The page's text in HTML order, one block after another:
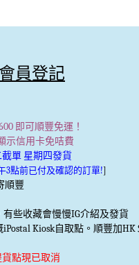
會員登記
即可順豐免運！
示信用卡免咭費
單 星期四發貨
3點前已付及確認的訂單!]
順豐
些收藏會慢慢IG介紹及發貨
Kiosk自取點。順豐加HK
貨點現已取消